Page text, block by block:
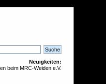
Neuigkeiten:
beim MRC-Weiden e.V.